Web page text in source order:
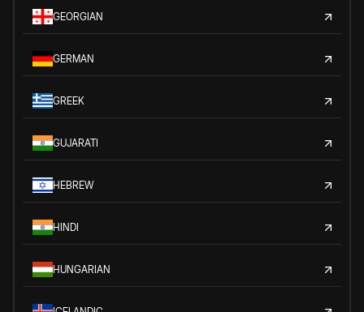
GEORGIAN
GERMAN
GREEK
GUJARATI
HEBREW
HINDI
HUNGARIAN